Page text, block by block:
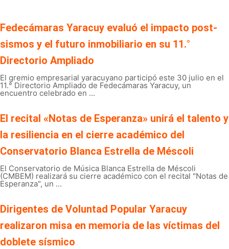
Fedecámaras Yaracuy evaluó el impacto post-
sismos y el futuro inmobiliario en su 11.°
Directorio Ampliado
El gremio empresarial yaracuyano participó este 30 julio en el
11.° Directorio Ampliado de Fedecámaras Yaracuy, un
encuentro celebrado en ...
El recital «Notas de Esperanza» unirá el talento y
la resiliencia en el cierre académico del
Conservatorio Blanca Estrella de Méscoli
El Conservatorio de Música Blanca Estrella de Méscoli
(CMBEM) realizará su cierre académico con el recital "Notas de
Esperanza", un ...
Dirigentes de Voluntad Popular Yaracuy
realizaron misa en memoria de las víctimas del
doblete sísmico